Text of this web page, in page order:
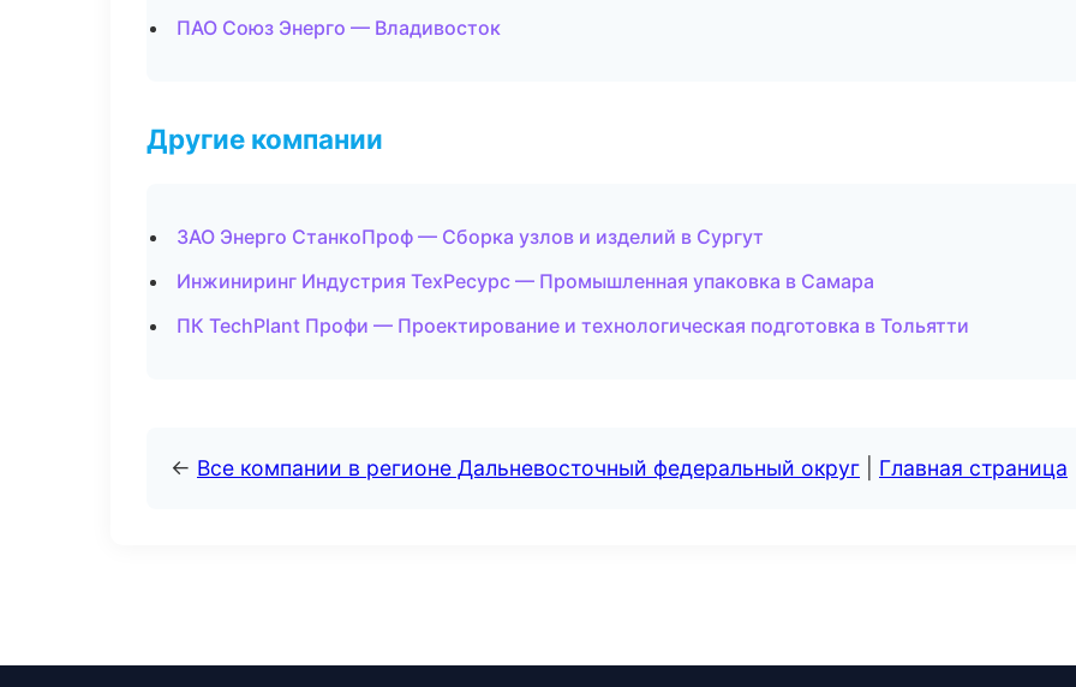
ПАО Союз Энерго — Владивосток
Другие компании
ЗАО Энерго СтанкоПроф — Сборка узлов и изделий в Сургут
Инжиниринг Индустрия ТехРесурс — Промышленная упаковка в Самара
ПК TechPlant Профи — Проектирование и технологическая подготовка в Тольятти
← Все компании в регионе Дальневосточный федеральный округ Главная страница